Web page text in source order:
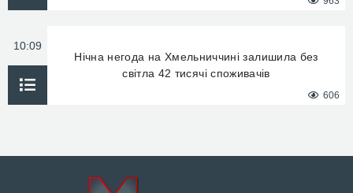
10:09
Нічна негода на Хмельниччині залишила без
світла 42 тисячі споживачів
606